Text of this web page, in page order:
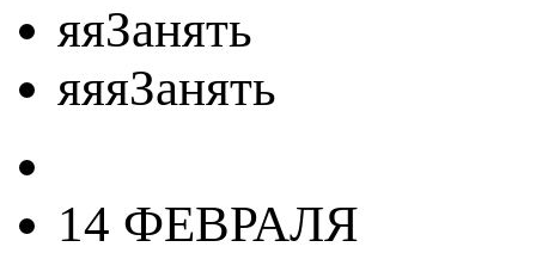
яяЗанять
яяяЗанять
14 ФЕВРАЛЯ